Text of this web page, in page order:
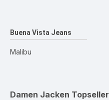
Buena Vista Jeans
Malibu
Damen Jacken Topseller